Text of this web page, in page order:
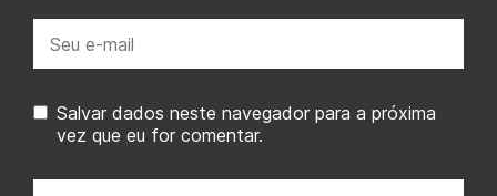
mail:
Salvar dados neste navegador para a próxima
vez que eu for comentar.